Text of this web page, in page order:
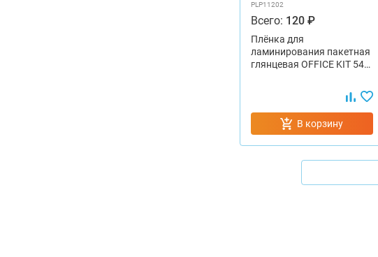
PLP11202
Всего: 120 ₽
Плёнка для
ламинирования пакетная
глянцевая OFFICE KIT 54…
В корзину